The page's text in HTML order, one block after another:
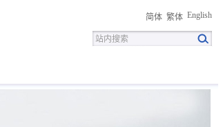
简体 繁体 English